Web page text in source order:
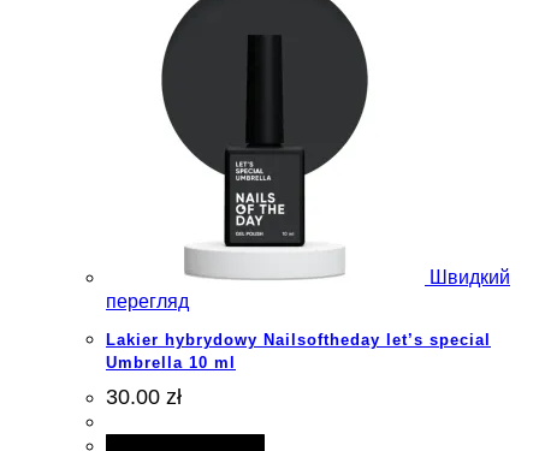
Швидкий
перегляд
Lakier hybrydowy Nailsoftheday let’s special
Umbrella 10 ml
30.00 zł